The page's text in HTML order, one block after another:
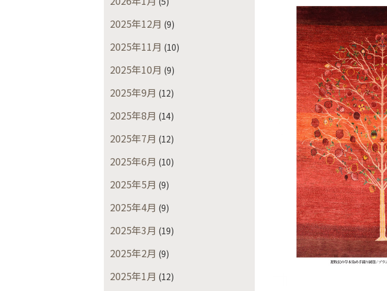
2025年12月 (9)
2025年11月 (10)
2025年10月 (9)
2025年9月 (12)
2025年8月 (14)
2025年7月 (12)
2025年6月 (10)
2025年5月 (9)
2025年4月 (9)
2025年3月 (19)
2025年2月 (9)
2025年1月 (12)